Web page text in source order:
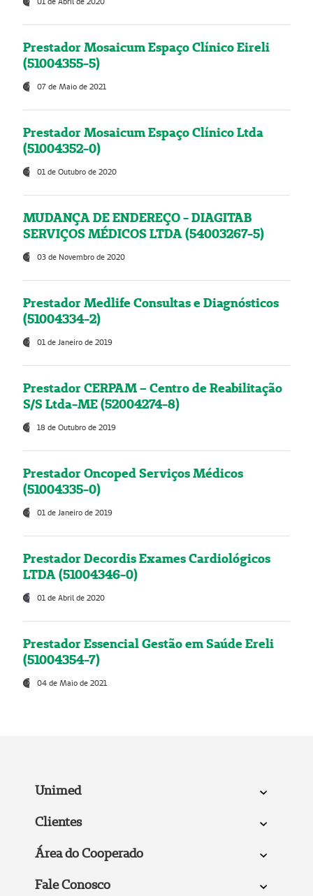
Prestador Mosaicum Espaço Clínico Eireli
(51004355-5)
07 de Maio de 2021
Prestador Mosaicum Espaço Clínico Ltda
(51004352-0)
01 de Outubro de 2020
MUDANÇA DE ENDEREÇO - DIAGITAB
SERVIÇOS MÉDICOS LTDA (54003267-5)
03 de Novembro de 2020
Prestador Medlife Consultas e Diagnósticos
(51004334-2)
01 de Janeiro de 2019
Prestador CERPAM – Centro de Reabilitação
S/S Ltda-ME (52004274-8)
18 de Outubro de 2019
Prestador Oncoped Serviços Médicos
(51004335-0)
01 de Janeiro de 2019
Prestador Decordis Exames Cardiológicos
LTDA (51004346-0)
01 de Abril de 2020
Prestador Essencial Gestão em Saúde Ereli
(51004354-7)
04 de Maio de 2021
Unimed
Clientes
Área do Cooperado
Fale Conosco